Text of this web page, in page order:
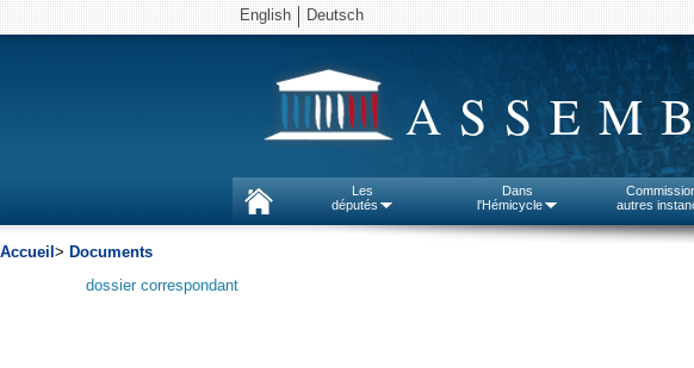
English Deutsch
Les
députés
Dans
l'Hémicycle
autres
Accueil > Documents
dossier correspondant